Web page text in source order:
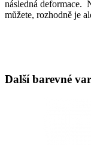
následná deformace.
můžete, rozhodně je
Další barevné